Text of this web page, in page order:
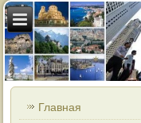
Главная